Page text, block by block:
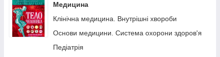
Медицина
Клінічна медицина. Внутрішні хвороби
Основи медицини. Система охорони здоров'я
Педіатрія